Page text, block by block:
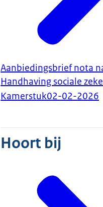
Aanbiedingsbrief nota
Handhaving sociale
Kamerstuk02-02-2026
Hoort bij